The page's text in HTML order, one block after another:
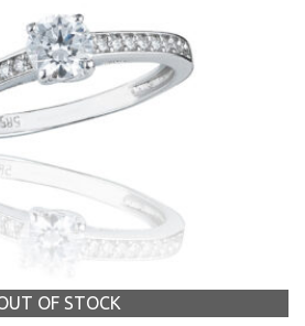
OF STOCK